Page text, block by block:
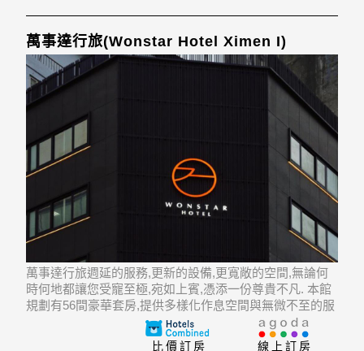
萬事達行旅(Wonstar Hotel Ximen I)
萬事達行旅週延的服務,更新的設備,更寬敞的空間,無論何
時何地都讓您受寵至極,宛如上賓,憑添一份尊貴不凡. 本館
規劃有56間豪華套房,提供多樣化作息空間與無微不至的服
務,讓您感受 舒適自在. 萬事達行旅地處臺北的核心中心,吃
喝購娛,應有盡有.56間房間設施齊備,包括電梯, 洗衣服務/
線上訂房
比價訂房